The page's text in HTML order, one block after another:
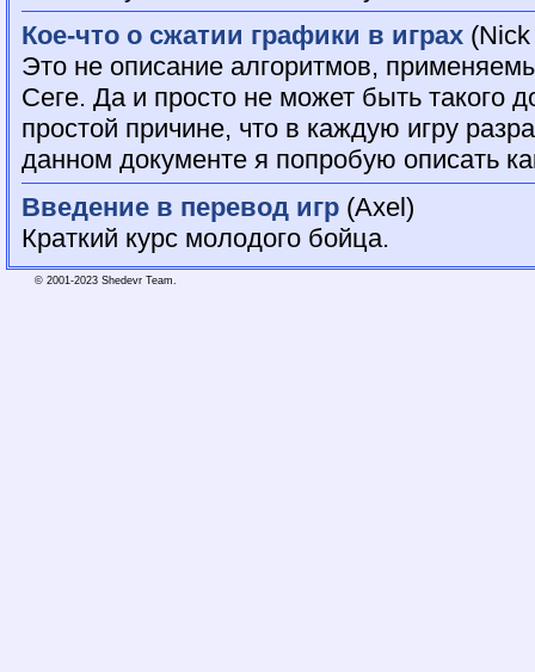
Кое-что о сжатии графики в играх
Это не описание алгоритмов,
Сеге. Да и просто не может быть такого
простой причине, что в каждую игру
данном документе я попробую описать
Введение в перевод игр (Axel)
Краткий курс молодого бойца.
© 2001-2023 Shedevr Team.